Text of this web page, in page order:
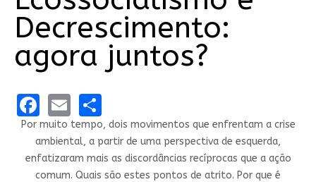
Decrescimento:
agora juntos?
Facebook
EmailShare
Por muito tempo, dois movimentos que enfrentam a crise
ambiental, a partir de uma perspectiva de esquerda,
enfatizaram mais as discordâncias recíprocas que a ação
comum. Quais são estes pontos de atrito. Por que é